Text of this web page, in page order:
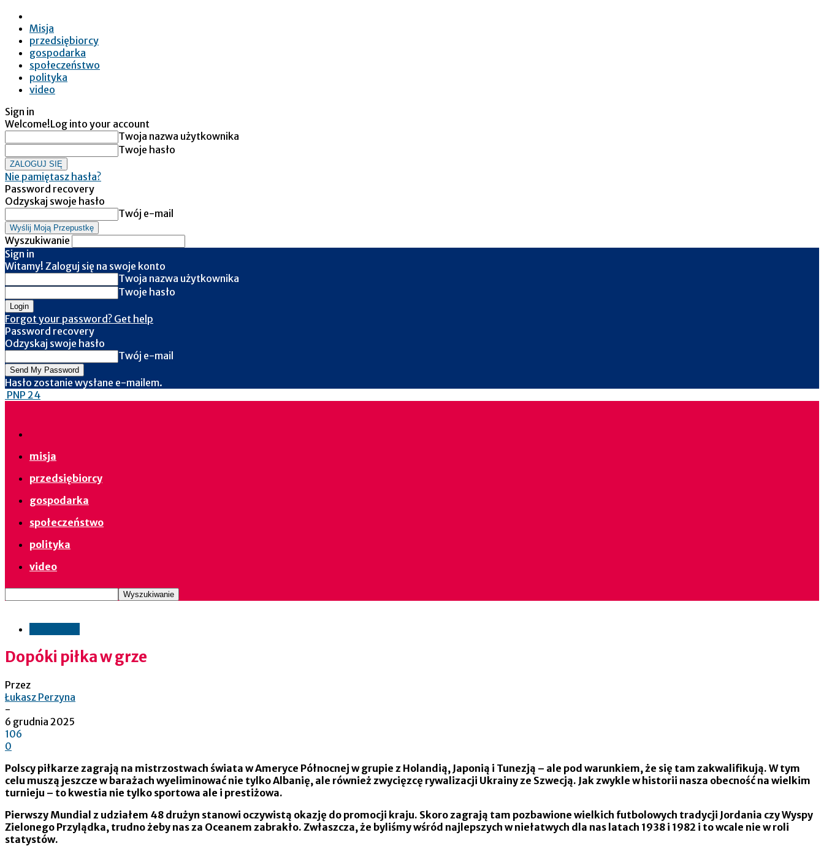
Misja
przedsiębiorcy
gospodarka
społeczeństwo
polityka
video
Sign in
Welcome!Log into your account
Twoja nazwa użytkownika
Twoje hasło
Nie pamiętasz hasła?
Password recovery
Odzyskaj swoje hasło
Twój e-mail
Wyszukiwanie
Sign in
Witamy! Zaloguj się na swoje konto
Twoja nazwa użytkownika
Twoje hasło
Forgot your password? Get help
Password recovery
Odzyskaj swoje hasło
Twój e-mail
Hasło zostanie wysłane e-mailem.
PNP 24
misja
przedsiębiorcy
gospodarka
społeczeństwo
polityka
video
Dopóki piłka w grze
Przez
Łukasz Perzyna
-
6 grudnia 2025
106
0
Polscy piłkarze zagrają na mistrzostwach świata w Ameryce Północnej w grupie z Holandią, Japonią i Tunezją – ale pod warunkiem, że się tam zakwalifikują. W tym
celu muszą jeszcze w barażach wyeliminować nie tylko Albanię, ale również zwycięzcę rywalizacji Ukrainy ze Szwecją. Jak zwykle w historii nasza obecność na wielkim
turnieju – to kwestia nie tylko sportowa ale i prestiżowa.
Pierwszy Mundial z udziałem 48 drużyn stanowi oczywistą okazję do promocji kraju. Skoro zagrają tam pozbawione wielkich futbolowych tradycji Jordania czy Wyspy
Zielonego Przylądka, trudno żeby nas za Oceanem zabrakło. Zwłaszcza, że byliśmy wśród najlepszych w niełatwych dla nas latach 1938 i 1982 i to wcale nie w roli
statystów.